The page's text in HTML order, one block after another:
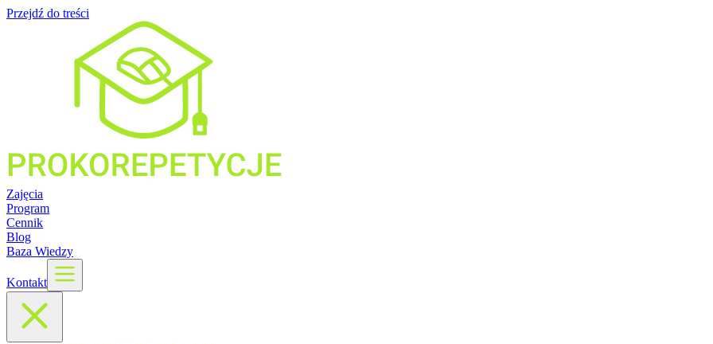
Przejdź do treści
Zajęcia
Program
Cennik
Blog
Baza Wiedzy
Kontakt